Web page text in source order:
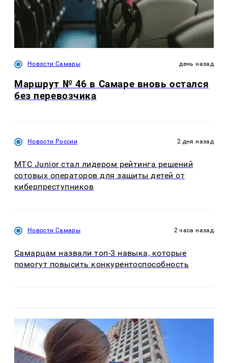
Новости Самары день назад
Маршрут № 46 в Самаре вновь остался
без перевозчика
Новости России 2 дня назад
МТС Junior стал лидером рейтинга решений
сотовых операторов для защиты детей от
киберпреступников
Новости Самары 2 часа назад
Самарцам назвали топ-3 навыка, которые
помогут повысить конкурентоспособность